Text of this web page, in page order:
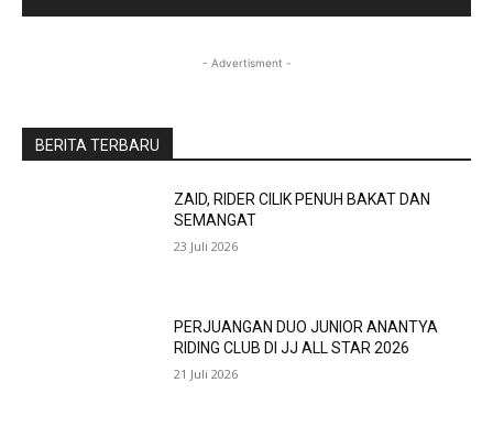
- Advertisment -
BERITA TERBARU
ZAID, RIDER CILIK PENUH BAKAT DAN
SEMANGAT
23 Juli 2026
PERJUANGAN DUO JUNIOR ANANTYA
RIDING CLUB DI JJ ALL STAR 2026
21 Juli 2026